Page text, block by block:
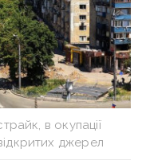
в окупації
джерел